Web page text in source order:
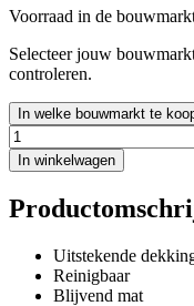
Voorraad in de
Selecteer jouw
controleren.
In welke bouwmarkt te
In winkelwagen
Uitstekende
Reinigbaar
Blijvend mat